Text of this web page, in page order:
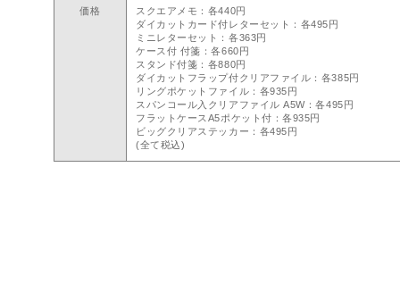
価格
スクエアメモ：各440円
ダイカットカード付レターセット：各495円
ミニレターセット：各363円
ケース付 付箋：各660円
スタンド付箋：各880円
ダイカットフラップ付クリアファイル：各385円
リングポケットファイル：各935円
スパンコール入クリアファイル A5W：各495円
フラットケースA5ポケット付：各935円
ビッグクリアステッカー：各495円
(全て税込)